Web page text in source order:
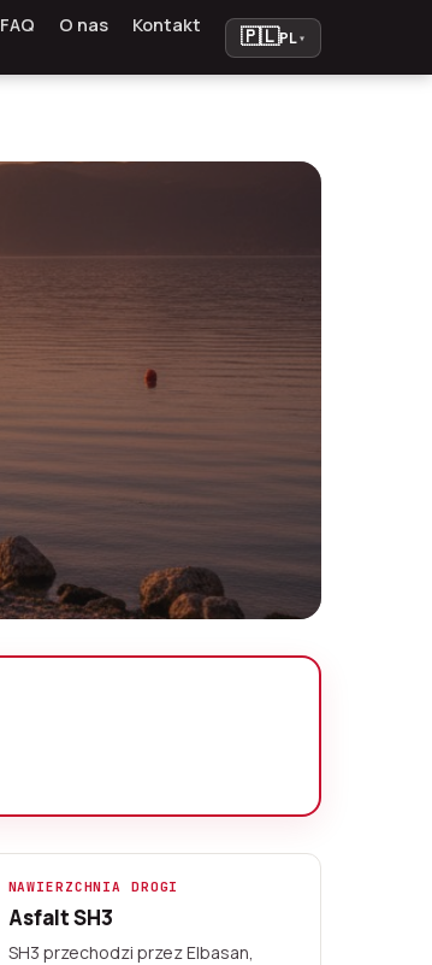
FAQ O nas Kontakt 🇵🇱PL▾
NAWIERZCHNIA DROGI
Asfalt SH3
SH3 przechodzi przez Elbasan,